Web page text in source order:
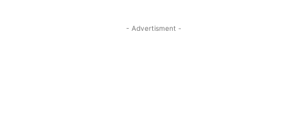
- Advertisment -